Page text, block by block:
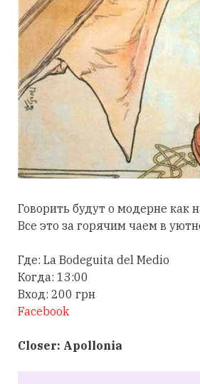
Говорить будут о модерне как
Все это за горячим чаем в
Где: La Bodeguita del Medio
Когда: 13:00
Вход: 200 грн
Facebook
Closer: Apollonia